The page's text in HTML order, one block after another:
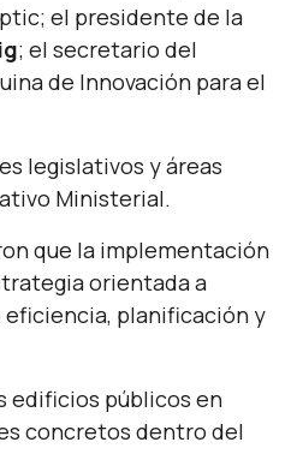
el presidente de la
; el secretario del
de Innovación para el
legislativos y áreas
Ministerial.
que la implementación
orientada a
planificación y
edificios públicos en
concretos dentro del